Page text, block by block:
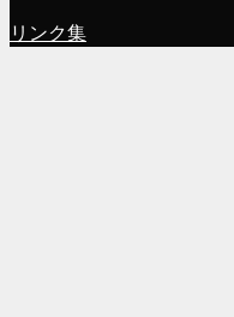
リンク集